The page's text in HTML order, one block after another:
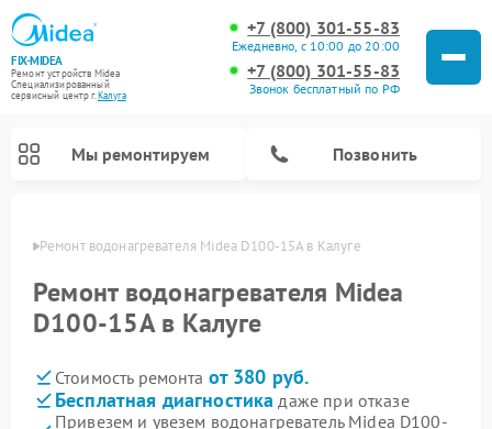
FIX-MIDEA
Ремонт устройств Midea
Специализированный
cервисный центр г.Калуга
+7 (800) 301-55-83
Ежедневно, с 10:00 до 20:00
+7 (800) 301-55-83
Звонок бесплатный по РФ
Мы ремонтируем Позвонить
Ремонт водонагревателя Midea D100-15A в Калуге
Ремонт водонагревателя Midea
D100-15A в Калуге
Стоимость ремонта от 380 руб.
Бесплатная диагностика даже при отказе
Привезем и увезем водонагреватель Midea D100-